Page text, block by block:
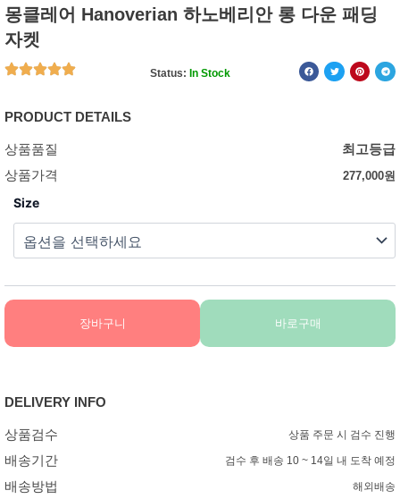
몽클레어 Hanoverian 하노베리안 롱 다운 패딩
자켓
Status: In Stock
PRODUCT DETAILS
상품품질
최고등급
상품가격
277,000원
Size
장바구니 바로구매
DELIVERY INFO
상품검수 상품 주문 시 검수 진행
배송기간 검수 후 배송 10 ~ 14일 내 도착 예정
배송방법 해외배송